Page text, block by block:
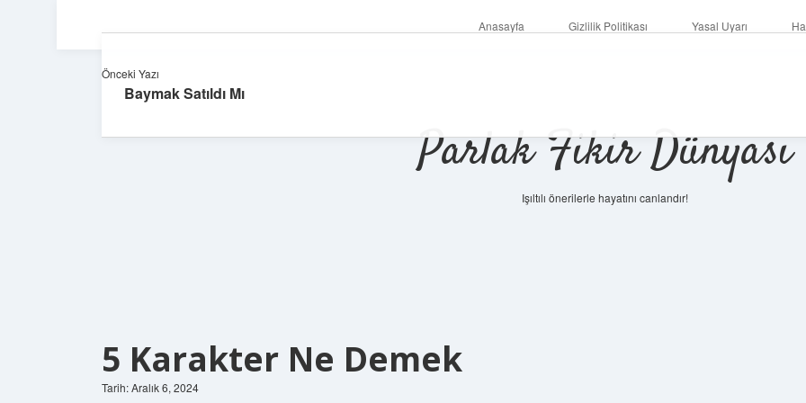
Anasayfa Gizlilik Politikası Yasal Uyarı
Parlak Fikir Dünyası
Işıltılı önerilerle hayatını canlandır!
5 Karakter Ne Demek
Tarih: Aralık 6, 2024
Önceki Yazı
Baymak Satıldı Mı